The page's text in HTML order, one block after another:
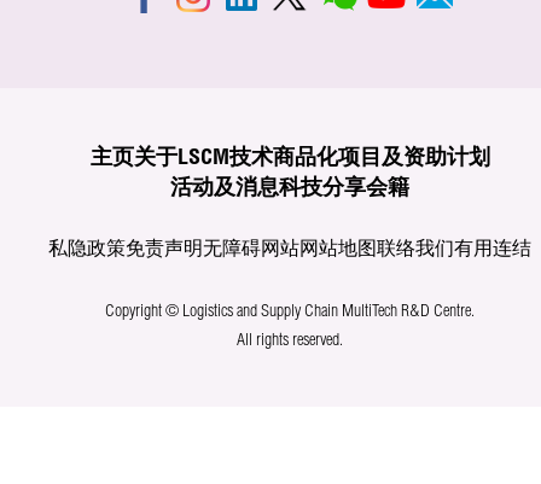
主页关于LSCM技术商品化项目及资助计划
活动及消息科技分享会籍
私隐政策免责声明无障碍网站网站地图联络我们有用连结
Copyright © Logistics and Supply Chain MultiTech R&D Centre.
All rights reserved.